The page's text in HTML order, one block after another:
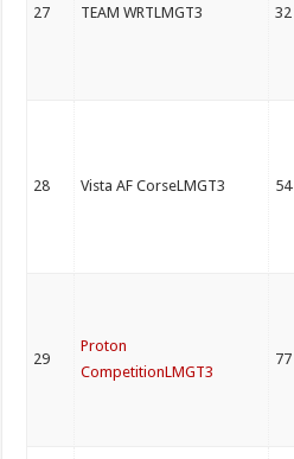
27 TEAM WRTLMGT3 32
28 Vista AF CorseLMGT3 54
29
Proton
CompetitionLMGT3
77